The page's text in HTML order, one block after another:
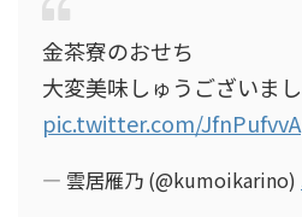
金茶寮のおせち
大変美味しゅうございま
pic.twitter.com/
— 雲居雁乃 (@kumoikarino)